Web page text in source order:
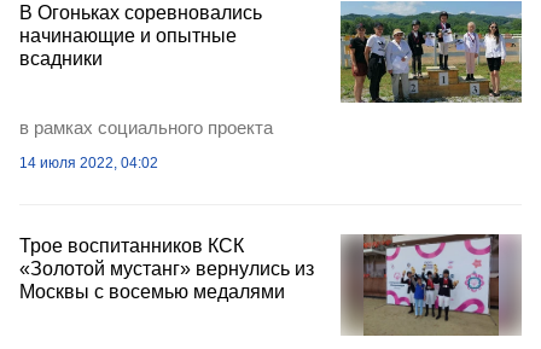
В Огоньках соревновались
начинающие и опытные
всадники
в рамках социального проекта
14 июля 2022, 04:02
Трое воспитанников КСК
«Золотой мустанг» вернулись из
Москвы с восемью медалями